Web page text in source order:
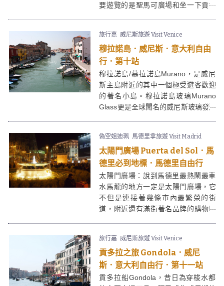
要遊覽的是聖馬可廣場和坐一下貢多
指定動作了。
旅行嘉 威尼斯旅遊 Visit Venice
穆拉諾島．威尼斯．意大利自由
行．第十站
穆拉諾島/慕拉諾島Murano，是威尼
斯主島附近的其中一個極受遊客歡迎
的著名小島。穆拉諾島玻璃Murano
Glass更是全球聞名的威尼斯玻璃發源
品、裝飾擺設，令遊客恍如置身童話
般的夢幻國度一樣。
偽空姐迪珮 馬德里拿旅遊 Visit Madrid
太陽門廣場 Puerta del Sol．馬
德里必到地標．馬德里自由行
太陽門廣場：說到馬德里最熱鬧最車
水馬龍的地方一定是太陽門廣場，它
不但是連接著幾條市內最繁榮的街
道，附近還有滿街著名品牌的購物區
旅行嘉 威尼斯旅遊 Visit Venice
貢多拉之旅 Gondola．威尼
斯．意大利自由行．第十一站
貢多拉船Gondola，昔日為穿梭水都